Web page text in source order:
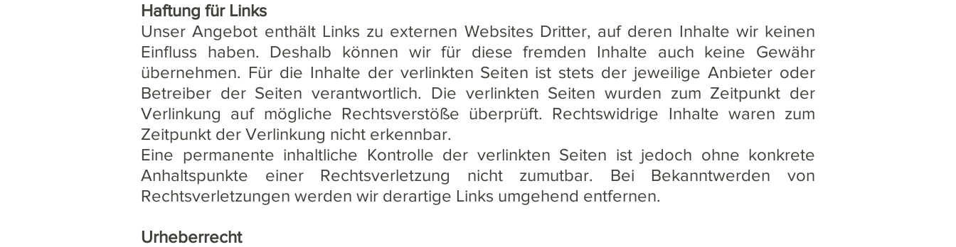
Haftung für Links
Unser Angebot enthält Links zu externen Websites Dritter, auf deren Inhalte wir keinen
Einfluss haben. Deshalb können wir für diese fremden Inhalte auch keine Gewähr
übernehmen. Für die Inhalte der verlinkten Seiten ist stets der jeweilige Anbieter oder
Betreiber der Seiten verantwortlich. Die verlinkten Seiten wurden zum Zeitpunkt der
Verlinkung auf mögliche Rechtsverstöße überprüft. Rechtswidrige Inhalte waren zum
Zeitpunkt der Verlinkung nicht erkennbar.
Eine permanente inhaltliche Kontrolle der verlinkten Seiten ist jedoch ohne konkrete
Anhaltspunkte einer Rechtsverletzung nicht zumutbar. Bei Bekanntwerden von
Rechtsverletzungen werden wir derartige Links umgehend entfernen.
Urheberrecht